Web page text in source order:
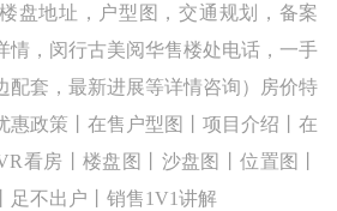
盘地址，户型图，交通规划，备案
情，闵行古美阅华售楼处电话，一手
配套，最新进展等详情咨询）房价特
惠政策丨在售户型图丨项目介绍丨在
看房丨楼盘图丨沙盘图丨位置图丨
足不出户丨销售1V1讲解